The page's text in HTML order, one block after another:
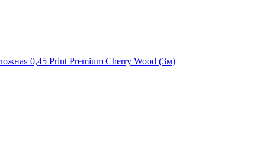
0,45 Print Premium Cherry Wood (3м)